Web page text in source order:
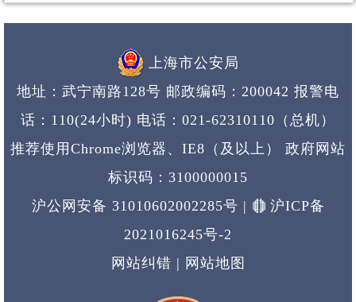
上海市公安局
地址：武宁南路128号 邮政编码：200042 报警电
话：110(24小时) 电话：021-62310110（总机）
推荐使用Chrome浏览器、IE8（及以上） 政府网站
标识码：3100000015
沪公网安备 31010602002285号 |
沪ICP备
2021016245号-2
网站纠错 | 网站地图